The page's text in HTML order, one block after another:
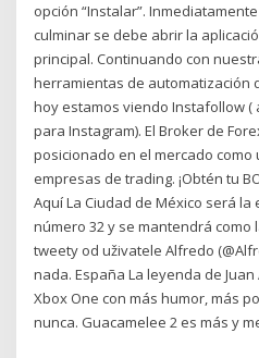
opción “Instalar”.
culminar se debe abrir la
principal. Continuando con
herramientas de automatización
hoy estamos viendo Instafollow
para Instagram). El Broker de
posicionado en el mercado como
empresas de trading. ¡Obtén tu
Aquí La Ciudad de México será
número 32 y se mantendrá como
tweety od uživatele Alfredo
nada. España La leyenda de
Xbox One con más humor, más
nunca. Guacamelee 2 es más y